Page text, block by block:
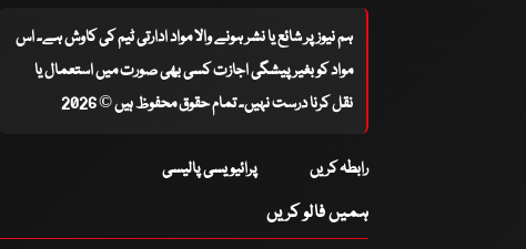
ہم نیوز پر شائع یا نشر ہونے والا مواد ادارتی ٹیم کی کاوش ہے۔ اس
مواد کو بغیر پیشگی اجازت کسی بھی صورت میں استعمال یا
نقل کرنا درست نہیں۔ تمام حقوق محفوظ ہیں © 2026
رابطہ کریں پرائیویسی پالیسی
ہمیں فالو کریں